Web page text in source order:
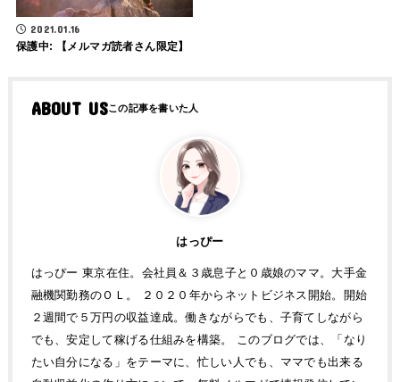
2021.01.16
保護中: 【メルマガ読者さん限定】
ABOUT US
はっぴー
はっぴー 東京在住。会社員＆３歳息子と０歳娘のママ。大手金
融機関勤務のＯＬ。 ２０２０年からネットビジネス開始。開始
２週間で５万円の収益達成。働きながらでも、子育てしながら
でも、安定して稼げる仕組みを構築。 このブログでは、「なり
たい自分になる」をテーマに、忙しい人でも、ママでも出来る